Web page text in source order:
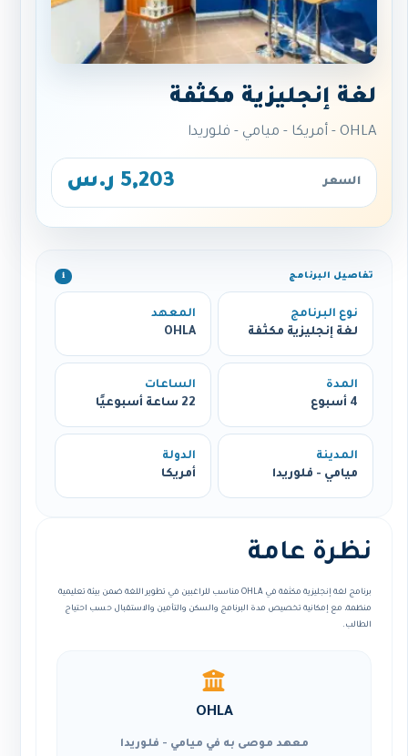
لغة إنجليزية مكثفة
OHLA - أمريكا - ميامي - فلوريدا
السعر 5,203 ر.س
تفاصيل البرنامج ℹ️
نوع البرنامج
لغة إنجليزية مكثفة
المعهد
OHLA
المدة
4 أسبوع
الساعات
22 ساعة أسبوعيًا
المدينة
ميامي - فلوريدا
الدولة
أمريكا
نظرة عامة
برنامج لغة إنجليزية مكثفة في OHLA مناسب للراغبين في تطوير اللغة ضمن بيئة تعليمية
منظمة، مع إمكانية تخصيص مدة البرنامج والسكن والتأمين والاستقبال حسب احتياج
الطالب.
OHLA
معهد موصى به في ميامي - فلوريدا